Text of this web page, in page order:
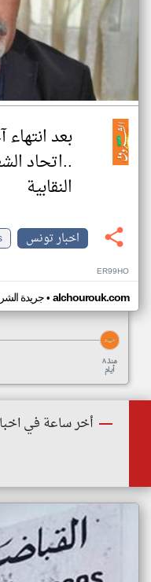
بعد
..اتحاد
النقابية
اخبار تونس
ER99HO
جريدة• alchourouk.com
منذ ٨
أيام
أخر ساعة في